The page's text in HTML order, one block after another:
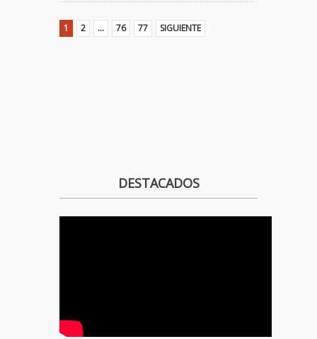
1 2 … 76 77 SIGUIENTE
DESTACADOS